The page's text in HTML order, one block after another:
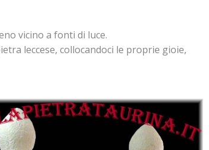
vicino a fonti di luce.
leccese, collocandoci le proprie gioie,